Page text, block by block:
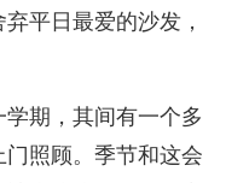
平日最爱的沙发，
期，其间有一个多
照顾。季节和这会